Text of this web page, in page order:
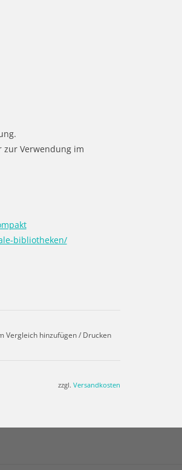
zur Verwendung im
bibliotheken/
Vergleich hinzufügen/ Drucken
zzgl. Versandkosten